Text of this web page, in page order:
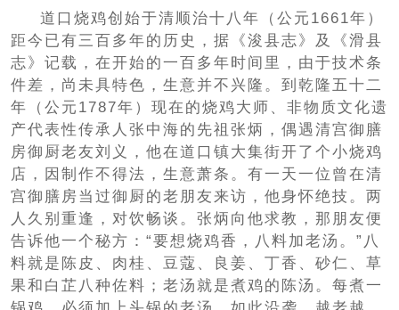
道口烧鸡创始于清顺治十八年（公元1661年）
距今已有三百多年的历史，据《浚县志》及《滑县
志》记载，在开始的一百多年时间里，由于技术条
件差，尚未具特色，生意并不兴隆。到乾隆五十二
年（公元1787年）现在的烧鸡大师、非物质文化遗
产代表性传承人张中海的先祖张炳，偶遇清宫御膳
房御厨老友刘义，他在道口镇大集街开了个小烧鸡
店，因制作不得法，生意萧条。有一天一位曾在清
宫御膳房当过御厨的老朋友来访，他身怀绝技。两
人久别重逢，对饮畅谈。张炳向他求教，那朋友便
告诉他一个秘方：“要想烧鸡香，八料加老汤。”八
料就是陈皮、肉桂、豆蔻、良姜、丁香、砂仁、草
果和白芷八种佐料；老汤就是煮鸡的陈汤。每煮一